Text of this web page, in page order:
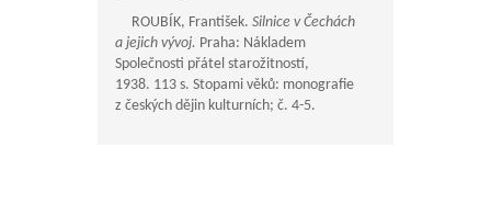
ROUBÍK, František. Silnice v Čechách
a jejich vývoj. Praha: Nákladem
Společnosti přátel starožitností,
1938. 113 s. Stopami věků: monografie
z českých dějin kulturních; č. 4-5.